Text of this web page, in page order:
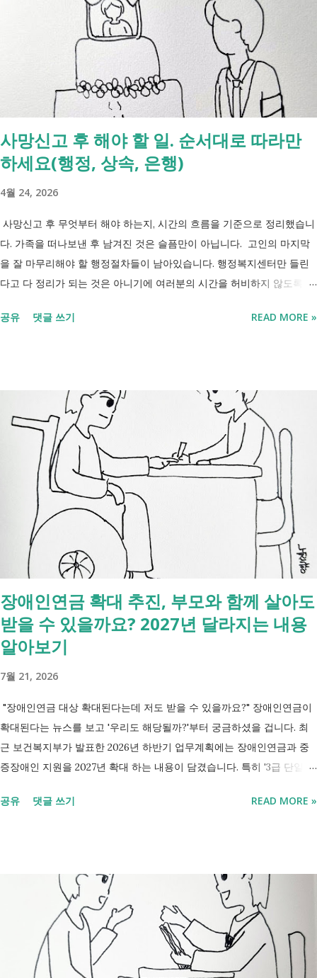
사망신고 후 해야 할 일. 순서대로 따라만
하세요(행정, 상속, 은행)
4월 24, 2026
사망신고 후 무엇부터 해야 하는지, 시간의 흐름을 기준으로 정리했습니
다. 가족을 떠나보낸 후 남겨진 것은 슬픔만이 아닙니다. 고인의 마지막
을 잘 마무리해야 할 행정절차들이 남아있습니다. 행정복지센터만 들린
다고 다 정리가 되는 것은 아니기에 여러분의 시간을 허비하지 않도록 정
처리까지 이 흐름만 따라가시면 됩니다. 장례 후 행정 절차 타임라인 장
모든 절차를 대신 처리해주지는 않습니다. 행정복지센터에서는 - 금융재
산, 부동산, 세금, 연금 등 '조회' 신청할 수 있습니다. 나머지는 직접 해야
합니다. - 상속포기 또는 한정승인 법원 - 상속세, 취득세 신고 세무서, 시
군구청 - 예금 인출, 보험금 청구 은행, 보험사 사망신고 당일에 끝낼 수
있는 건 '신청까지', 처리는 2주 후 부터입니다. [조회되는 것 vs 안되는
것] 구분 조회 가능 조회 불가 금융 은행, 보험, 증권 사금융, 개인 간 거래
세금 국세, 지방세 - 자산 부동산, 자동차 해외 자산, 현금 기타 연금 사업
상 채무, 구독 [함께보면 좋은 링크] - 부모님 사망 후 ...
공유 댓글 쓰기 READ MORE »
장애인연금 확대 추진, 부모와 함께 살아도
받을 수 있을까요? 2027년 달라지는 내용
알아보기
7월 21, 2026
"장애인연금 대상 확대된다는데 저도 받을 수 있을까요?" 장애인연금이
확대된다는 뉴스를 보고 '우리도 해당될까?'부터 궁금하셨을 겁니다. 최
근 보건복지부가 발표한 2026년 하반기 업무계획에는 장애인연금과 중
증장애인 지원을 2027년 확대 하는 내용이 담겼습니다. 특히 '3급 단일장
포함되면서 많은 분들이 관심을 갖고 있습니다. 이번 글에서는 장애인과
일 발표된 보건복지부 업무계획에 담긴 내용은 무엇인가요? 2027년 보건
복지부의 업무계획에 담긴 장애인관련은 어떤 내용이 있는지 살펴보겠습
니다. 정부 업무계획 내용 추진 시기 3급 단일장애까지 장애인연금 지급
2027년 중증장애인 생계급여 부양의무자 기준 폐지 2027년 하반기 활동
지원서비스 65세 이후 선택권 보장 2027년 7월 최중증 발달장애인 24시
공유 댓글 쓰기 READ MORE »